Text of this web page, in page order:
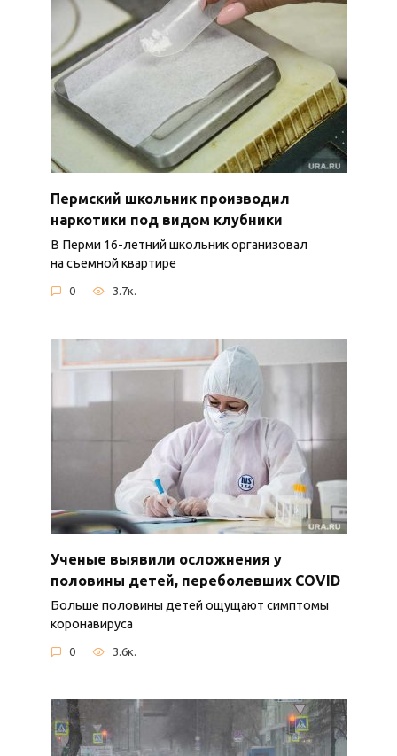
Пермский школьник производил
наркотики под видом клубники
В Перми 16-летний школьник организовал
на съемной квартире
0 3.7к.
Ученые выявили осложнения у
половины детей, переболевших COVID
Больше половины детей ощущают симптомы
коронавируса
0 3.6к.